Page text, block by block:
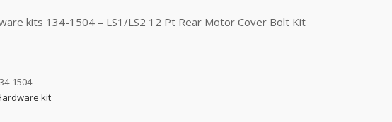
kits 134-1504 – LS1/LS2 12 Pt Rear Motor Cover Bolt Kit
1504
kit